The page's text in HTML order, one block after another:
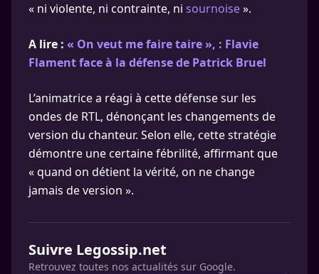
« ni violente, ni contrainte, ni sournoise».
A lire : « On veut me faire taire », : Flavie
Flament face à la défense de Patrick Bruel
L’animatrice a réagi à cette défense sur les
ondes de RTL, dénonçant les changements de
version du chanteur. Selon elle, cette stratégie
démontre une certaine fébrilité, affirmant que
« quand on détient la vérité, on ne change
jamais de version ».
Suivre Legossip.net
Retrouvez toutes nos actualités sur Google.